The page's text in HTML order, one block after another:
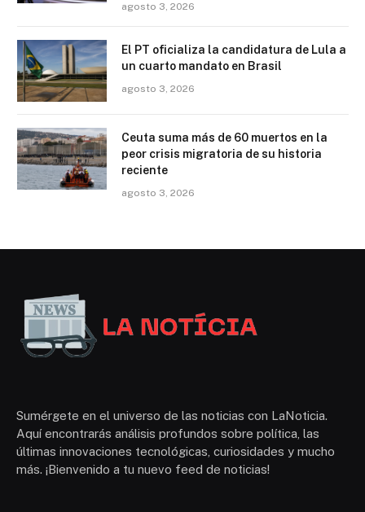
agosto 3, 2026
El PT oficializa la candidatura de Lula a
un cuarto mandato en Brasil
agosto 3, 2026
Ceuta suma más de 60 muertos en la
peor crisis migratoria de su historia
reciente
agosto 3, 2026
Sumérgete en el universo de las noticias con LaNoticia.
Aquí encontrarás análisis profundos sobre política, las
últimas innovaciones tecnológicas, curiosidades y mucho
más. ¡Bienvenido a tu nuevo feed de noticias!